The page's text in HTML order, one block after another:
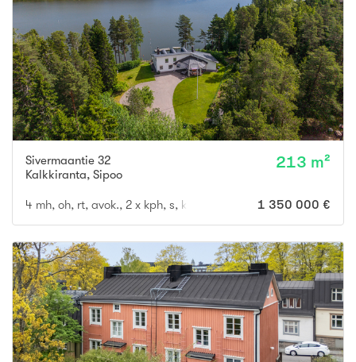
Sivermaantie 32
Kalkkiranta, Sipoo
213 m²
4 mh, oh, rt, avok., 2 x kph, s, khh, 3 x wc, terassi1 350 000 €